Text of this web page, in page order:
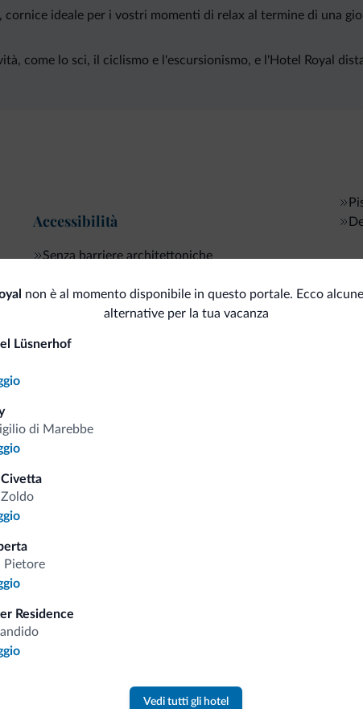
ideale per i vostri momenti di relax al termine di una
come lo sci, il ciclismo e l'escursionismo, e l'Hotel Royal
Accessibilità
Senza barriere architettoniche
Animali
Animali ammessi
non è al momento disponibile in questo portale. Ecco
alternative per la tua vacanza
Lüsnerhof
di Marebbe
Pietore
Residence
Vedi tutti gli hotel
Riceverai informazioni, offerte